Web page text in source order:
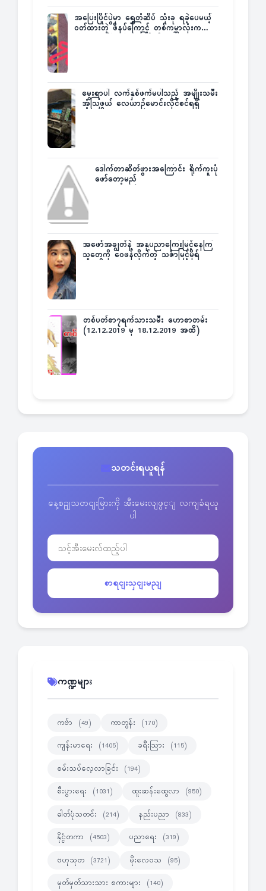
အပြေးပြိုင်ပွဲမှာ ရွှေတံဆိပ် သုံးခု ရခဲ့ပေမယ့်
ဝတ်ထားတဲ့ ဖိနပ်ကြောင့် တစ်ကမ္ဘာလုံးက
မွေးရာပါ လက်နှစ်ဖက်မပါသည့် အမျိုးသမီး
အံ့သြဖွယ် လေယာဉ်မောင်းလိုင်စင်ရရှိ
ဒေါက်တာဆိတ်ဖွားအကြောင်း ရိုက်ကူးပုံ
ဖော်တော့မည်
အဖော်အချွတ်နဲ့ အနုပညာကြေးမြင့်နေကြ
သူတွေကို ဝေဖန်လိုက်တဲ့ သင်္ဇာမြင့်မိုရ်
တစ်ပတ်စာ၇ရက်သားသမီး ဟောစာတမ်း
(12.12.2019 မှ 18.12.2019 အထိ)
သတင်းရယူရန်
နေ့စဥျသတငျးမြားကို အီးမေးလျဖွင့ျ လကျခံရယူ
ပါ
စာရငျးသှငျးမညျ
ကဏ္ဍများ
ကဗ်ာ (49) ကာတွန်း (170)
ကျန်းမာရေး (1405) ခရီးသြား (115)
စမ်းသပ်လေ့လာခြင်း (194)
စီးပွားရေး (1031) ထူးဆန်းထွေလာ (950)
ဓါတ်ပုံသတင်း (214) နည်းပညာ (833)
နိုင္ငံတကာ (4503) ပညာရေး (319)
ဗဟုသုတ (3721) မိုးလေဝသ (95)
မှတ်မှတ်သားသား စကားများ (140)